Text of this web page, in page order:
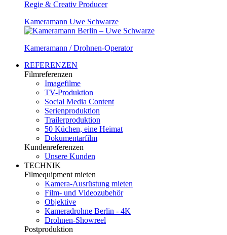
Regie & Creativ Producer
Kameramann Uwe Schwarze
Kameramann / Drohnen-Operator
REFERENZEN
Filmreferenzen
Imagefilme
TV-Produktion
Social Media Content
Serienproduktion
Trailerproduktion
50 Küchen, eine Heimat
Dokumentarfilm
Kundenreferenzen
Unsere Kunden
TECHNIK
Filmequipment mieten
Kamera-Ausrüstung mieten
Film- und Videozubehör
Objektive
Kameradrohne Berlin - 4K
Drohnen-Showreel
Postproduktion